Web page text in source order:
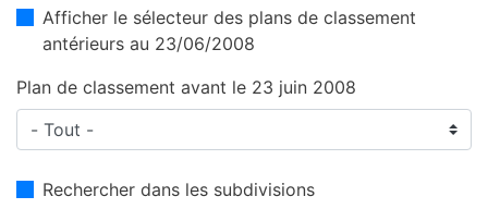
Afficher le sélecteur des plans de classement
antérieurs au 23/06/2008
Plan de classement avant le 23 juin 2008
Rechercher dans les subdivisions